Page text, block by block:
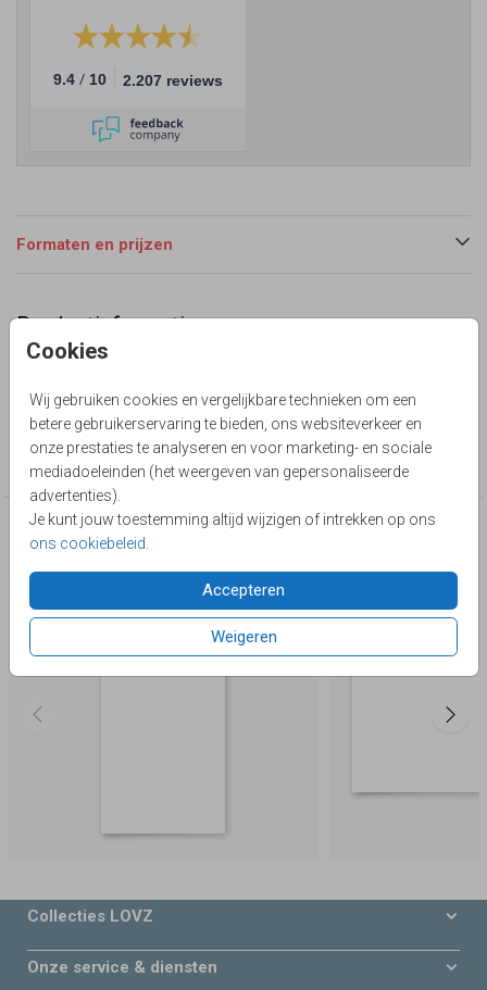
Cookies
Wij gebruiken cookies en vergelijkbare technieken om een
betere gebruikerservaring te bieden, ons websiteverkeer en
onze prestaties te analyseren en voor marketing- en sociale
mediadoeleinden (het weergeven van gepersonaliseerde
advertenties).
Je kunt jouw toestemming altijd wijzigen of intrekken op ons
ons cookiebeleid
Accepteren
Weigeren
9.4 / 10 2.207 reviews
Formaten en prijzen
Productinformatie
Dubbel liggende kaart, vouw links
Collectie
Zelf maken
Deze producten zijn wellicht ook iets voor je
Collecties LOVZ
Onze service & diensten